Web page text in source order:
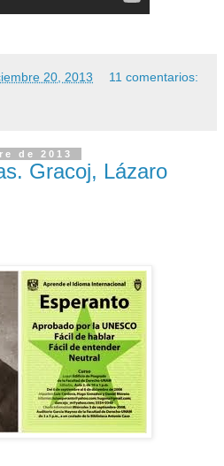
20, 2013 11 comentarios:
de 2013
Gracoj, Lázaro